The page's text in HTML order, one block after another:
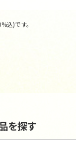
込)です。
を探す